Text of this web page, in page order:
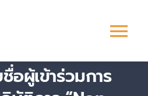
อผู้เข้าร่วมการ